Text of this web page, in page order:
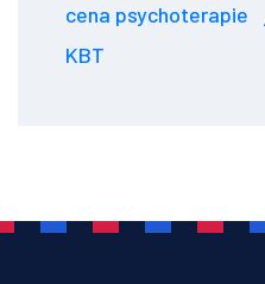
cena psychoterapie
KBT